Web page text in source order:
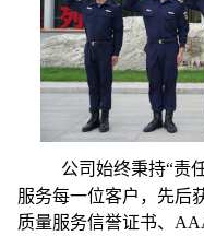
公司始终秉持“责
服务每一位客户，先后
质量服务信誉证书、